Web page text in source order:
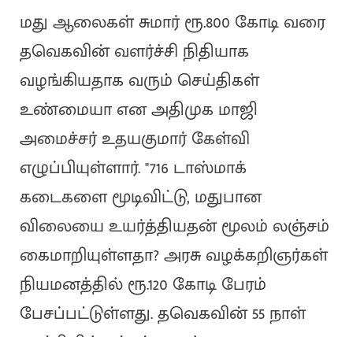
மது ஆலைகள் சுமார் ரூ.800 கோடி வரை
தவெகவின் வளர்ச்சி நிதியாக
வழங்கியதாக வரும் செய்திகள்
உண்மையா என அதிமுக மாஜி
அமைச்சர் உதயகுமார் கேள்வி
எழுப்பியுள்ளார். "716 டாஸ்மாக்
கடைகளை மூடிவிட்டு, மதுபான
விலையை உயர்த்தியதன் மூலம் லஞ்சம்
கைமாறியுள்ளதா? அரசு வழக்கறிஞர்கள்
நியமனத்தில் ரூ.120 கோடி பேரம்
பேசப்பட்டுள்ளது. தவெகவின் 55 நாள்